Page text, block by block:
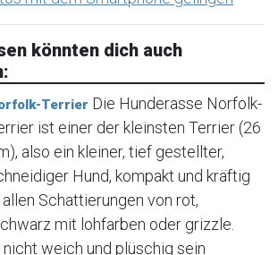
könnten dich auch
Terrier Die Hunderasse Norfolk-
ist einer der kleinsten Terrier (26
also ein kleiner, tief gestellter,
Hund, kompakt und kräftig
allen Schattierungen von rot,
mit lohfarben oder grizzle.
weich und plüschig sein